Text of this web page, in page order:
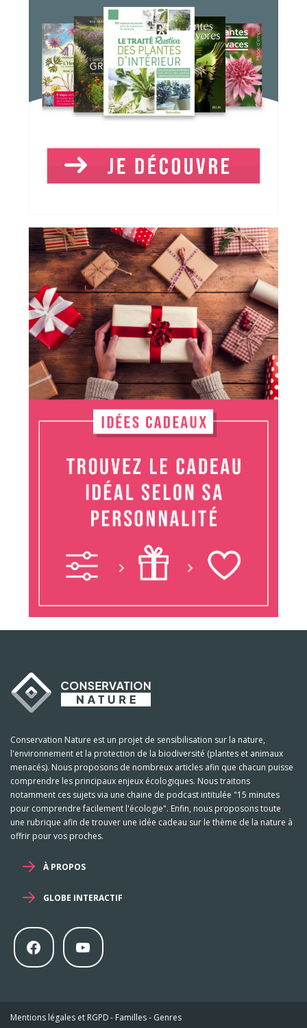
Conservation Nature est un projet de sensibilisation sur la nature,
l'environnement et la protection de la biodiversité (plantes et animaux
menacés). Nous proposons de nombreux articles afin que chacun puisse
comprendre les principaux enjeux écologiques. Nous traitons
notamment ces sujets via une chaine de podcast intitulée "15 minutes
pour comprendre facilement l'écologie". Enfin, nous proposons toute
une rubrique afin de trouver une idée cadeau sur le thème de la nature à
offrir pour vos proches.
À PROPOS
GLOBE INTERACTIF
Mentions légales et RGPD- Familles- Genres